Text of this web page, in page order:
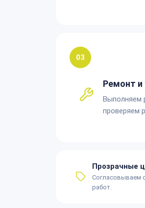
03
Ремонт и
Выполняем
проверяем
Прозрачные
Согласовываем
работ.